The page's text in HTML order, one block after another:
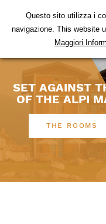
SET AGAINST
OF THE ALPI
THE ROOMS
Questo sito utilizza i
navigazione. This website
Maggiori